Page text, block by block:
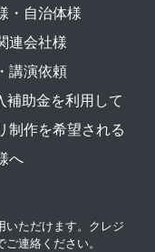
・自治体様
連会社様
講演依頼
補助金を利用して
制作を希望される
へ
いただけます。クレジ
連絡ください。